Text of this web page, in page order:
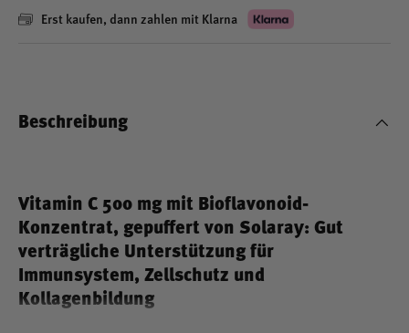
Erst kaufen, dann zahlen mit Klarna
Beschreibung
Vitamin C 500 mg mit Bioflavonoid-
Konzentrat, gepuffert von Solaray: Gut
verträgliche Unterstützung für
Immunsystem, Zellschutz und
Kollagenbildung